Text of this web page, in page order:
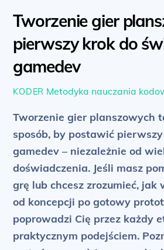
Tworzenie gier
pierwszy krok do
gamedev
KODER Metodyka nauczania
Tworzenie gier planszowych
sposób, by postawić
gamedev – niezależnie od
doświadczenia. Jeśli masz
grę lub chcesz zrozumieć, jak
od koncepcji po gotowy
poprowadzi Cię przez każdy
praktycznym podejściem.